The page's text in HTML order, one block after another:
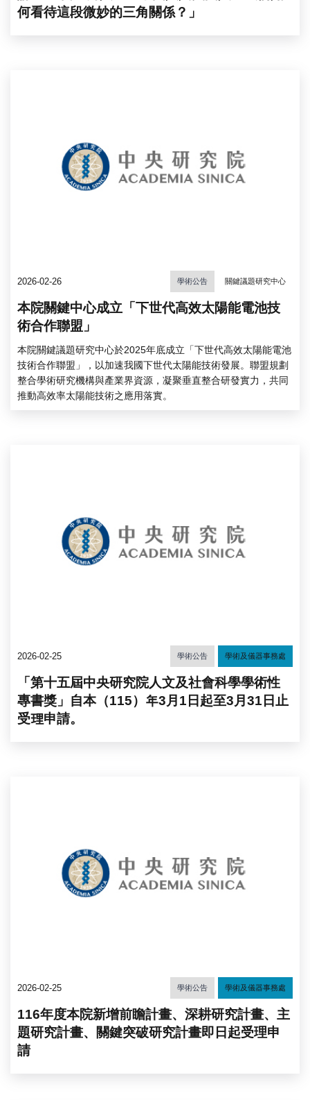
何看待這段微妙的三角關係？」
2026-02-26 學術公告 關鍵議題研究中心
本院關鍵中心成立「下世代高效太陽能電池技
術合作聯盟」
本院關鍵議題研究中心於2025年底成立「下世代高效太陽能電池
技術合作聯盟」，以加速我國下世代太陽能技術發展。聯盟規劃
整合學術研究機構與產業界資源，凝聚垂直整合研發實力，共同
推動高效率太陽能技術之應用落實。
2026-02-25 學術公告 學術及儀器事務處
「第十五屆中央研究院人文及社會科學學術性
專書獎」自本（115）年3月1日起至3月31日止
受理申請。
2026-02-25 學術公告 學術及儀器事務處
116年度本院新增前瞻計畫、深耕研究計畫、主
題研究計畫、關鍵突破研究計畫即日起受理申
請